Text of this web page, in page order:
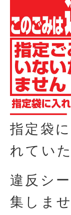
指定袋
れてい
違反シ
集しませ